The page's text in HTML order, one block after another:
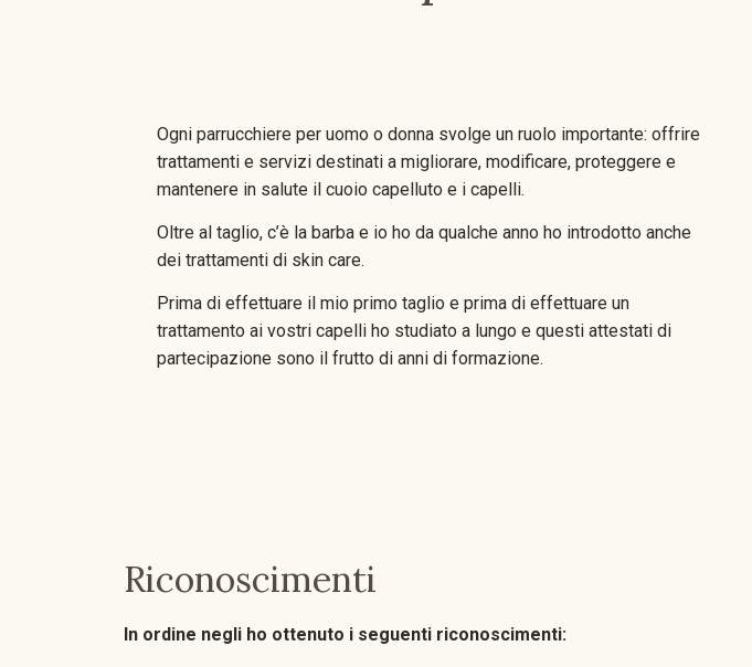
Ogni parrucchiere per uomo o donna svolge un ruolo importante: offrire
trattamenti e servizi destinati a migliorare, modificare, proteggere e
mantenere in salute il cuoio capelluto e i capelli.
Oltre al taglio, c’è la barba e io ho da qualche anno ho introdotto anche
dei trattamenti di skin care.
Prima di effettuare il mio primo taglio e prima di effettuare un
trattamento ai vostri capelli ho studiato a lungo e questi attestati di
partecipazione sono il frutto di anni di formazione.
Riconoscimenti
In ordine negli ho ottenuto i seguenti riconoscimenti: